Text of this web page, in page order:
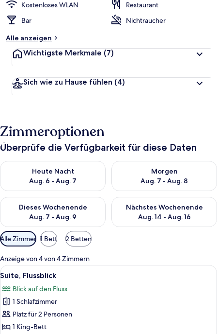
Kostenloses WLAN
Restaurant
Bar
Nichtraucher
Alle anzeigen
Wichtigste Merkmale (7)
Sich wie zu Hause fühlen (4)
Zimmeroptionen
Überprüfe die Verfügbarkeit für diese Daten
Heute Nacht
Aug. 6 - Aug. 7
Überprüfe die Verfügbarkeit für heute Nacht, Aug. 6 - Aug. 7.
Morgen
Aug. 7 - Aug. 8
Überprüfe die Verfügbarkeit
Dieses Wochenende
Aug. 7 - Aug. 9
Überprüfe die Verfügbarkeit für dieses Wochenende, Aug. 7
Nächstes Wochenende
Aug. 14 - Aug. 16
Überprüfe die Verfügbarkeit
Verfügbare
Filter
für
Zimmer
Alle Zimmer 1 Bett 2 Betten
Anzeige von 4 von 4 Zimmern
Alle
Fotos
für
Suite,
Flussblick
anzeigen
Ein modernes Hotelzimmer mit
12
Suite, Flussblick
Blick auf den Fluss
1 Schlafzimmer
Platz für 2 Personen
1 King-Bett